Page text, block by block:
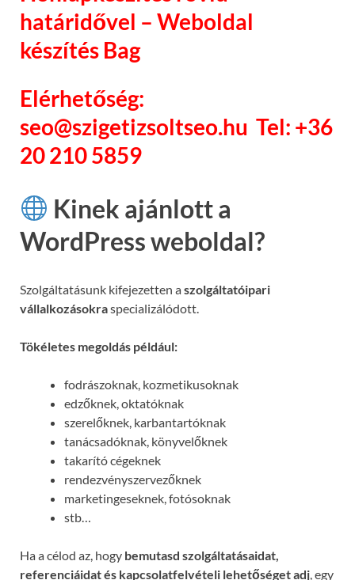
határidővel – Weboldal
készítés Bag
Elérhetőség:
seo@szigetizsoltseo.hu Tel: +36
20 210 5859
Kinek ajánlott a
WordPress weboldal?
Szolgáltatásunk kifejezetten aszolgáltatóipari
vállalkozásokraspecializálódott.
Tökéletes megoldás például:
fodrászoknak, kozmetikusoknak
edzőknek, oktatóknak
szerelőknek, karbantartóknak
tanácsadóknak, könyvelőknek
takarító cégeknek
rendezvényszervezőknek
marketingeseknek, fotósoknak
stb…
Ha a célod az, hogy bemutasd szolgáltatásaidat,
referenciáidat és kapcsolatfelvételi lehetőséget adj , egy